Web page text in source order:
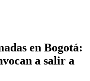
en Bogotá:
a salir a